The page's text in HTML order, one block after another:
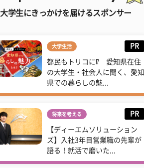
大学生にきっかけを届けるスポンサー
大学生活 PR
都民もトリコに⁉ 愛知県在住
の大学生・社会人に聞く、愛知
県での暮らしの魅...
将来を考える PR
【ディーエムソリューション
ズ】入社3年目営業職の先輩が
語る！就活で磨いた...